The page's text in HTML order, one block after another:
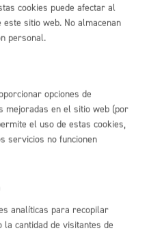
de Barrio
de Donostia / San
cookies puede afectar al
sitio web. No almacenan
personal.
opciones de
mejoradas en el sitio web (por
el uso de estas cookies,
servicios no funcionen
analíticas para recopilar
la cantidad de visitantes de